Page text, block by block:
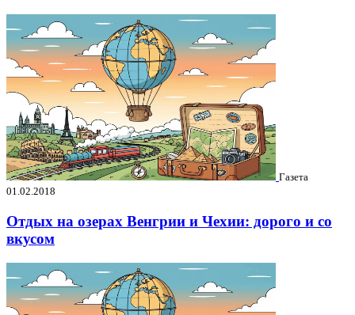
Газета
01.02.2018
Отдых на озерах Венгрии и Чехии: дорого и со
вкусом